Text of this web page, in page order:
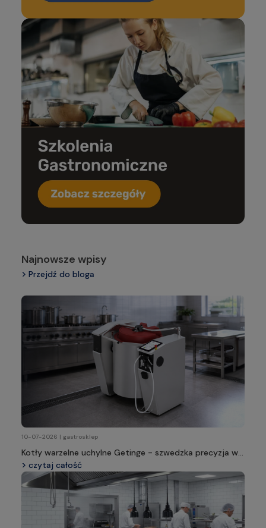
Najnowsze wpisy
Przejdź do bloga
10-07-2026 | gastrosklep
Kotły warzelne uchylne Getinge - szwedzka precyzja w
profesjonalnej kuchni
czytaj całość